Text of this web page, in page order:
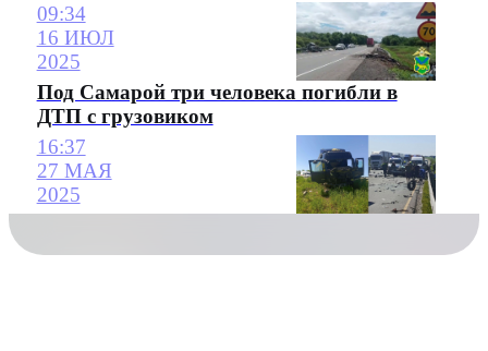
09:34
16 ИЮЛ
2025
Под Самарой три человека погибли в
ДТП с грузовиком
16:37
27 МАЯ
2025